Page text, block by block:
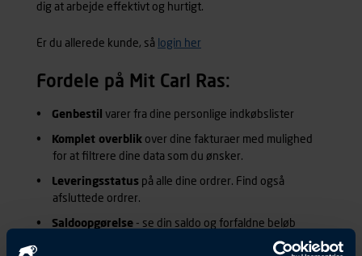
dig at arbejde effektivt og hurtigt.
Er du allerede kunde, så login her
Fordele på Mit Carl Ras:
Genbestil varer fra dine personlige indkøbslister
Komplet overblik over dine fakturaer med mulighed
for at filtrere dine data som du ønsker.
Leveringsstatus på alle dine ordrer. Find også
afsluttede ordrer.
Saldoopgørelse - se din saldo og forfaldne beløb
der måtte være dags dato eller ud fra en bestemt